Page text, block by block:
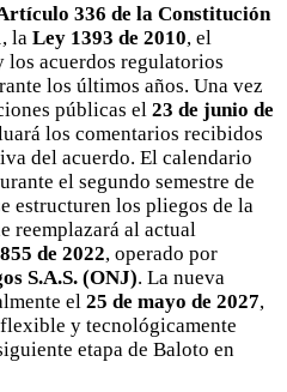
336 de la Constitución
, la Ley 1393 de 2010, el
los acuerdos regulatorios
los últimos años. Una vez
públicas el 23 de junio de
los comentarios recibidos
del acuerdo. El calendario
el segundo semestre de
estructuren los pliegos de la
reemplazará al actual
de 2022, operado por
S.A.S. (ONJ). La nueva
el 25 de mayo de 2027,
y tecnológicamente
etapa de Baloto en